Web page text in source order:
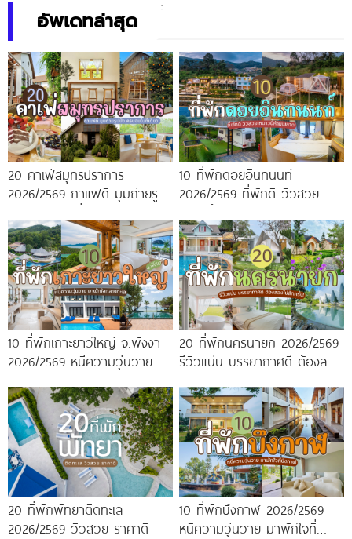
อัพเดทล่าสุด
20 คาเฟ่สมุทรปราการ
2026/2569 กาแฟดี มุมถ่ายรูป
10 ที่พักดอยอินทนนท์
2026/2569 ที่พักดี วิวสวย
10 ที่พักเกาะยาวใหญ่ จ.พังงา
2026/2569 หนีความวุ่นวาย มา
20 ที่พักนครนายก 2026/2569
รีวิวแน่น บรรยากาศดี ต้องลอง
20 ที่พักพัทยาติดทะเล
2026/2569 วิวสวย ราคาดี
10 ที่พักบึงกาฬ 2026/2569
หนีความวุ่นวาย มาพักใจที่